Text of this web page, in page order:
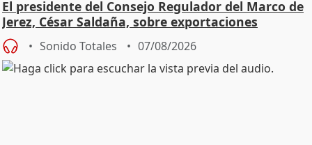
El presidente del Consejo Regulador del Marco de
Jerez, César Saldaña, sobre exportaciones
Sonido Totales 07/08/2026